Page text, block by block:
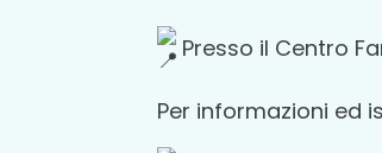
Presso il Centro
Per informazioni ed